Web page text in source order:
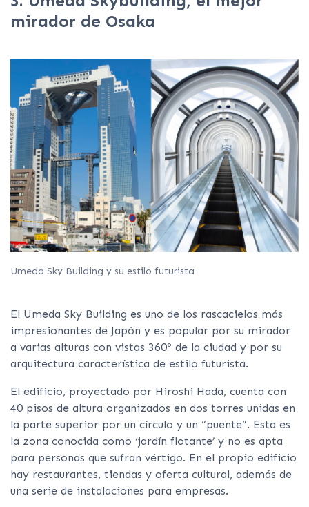
mirador de Osaka
Umeda Sky Building y su estilo futurista
El Umeda Sky Building es uno de los rascacielos más
impresionantes de Japón y es popular por su mirador
a varias alturas con vistas 360º de la ciudad y por su
arquitectura característica de estilo futurista.
El edificio, proyectado por Hiroshi Hada, cuenta con
40 pisos de altura organizados en dos torres unidas en
la parte superior por un círculo y un “puente”. Esta es
la zona conocida como ‘jardín flotante’ y no es apta
para personas que sufran vértigo. En el propio edificio
hay restaurantes, tiendas y oferta cultural, además de
una serie de instalaciones para empresas.